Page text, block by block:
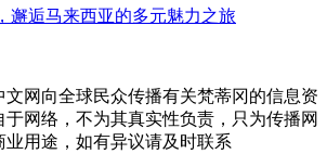
邂逅马来西亚的多元魅力之旅
文网向全球民众传播有关梵蒂冈的信息资
网络，不为其真实性负责，只为传播网
用途，如有异议请及时联系